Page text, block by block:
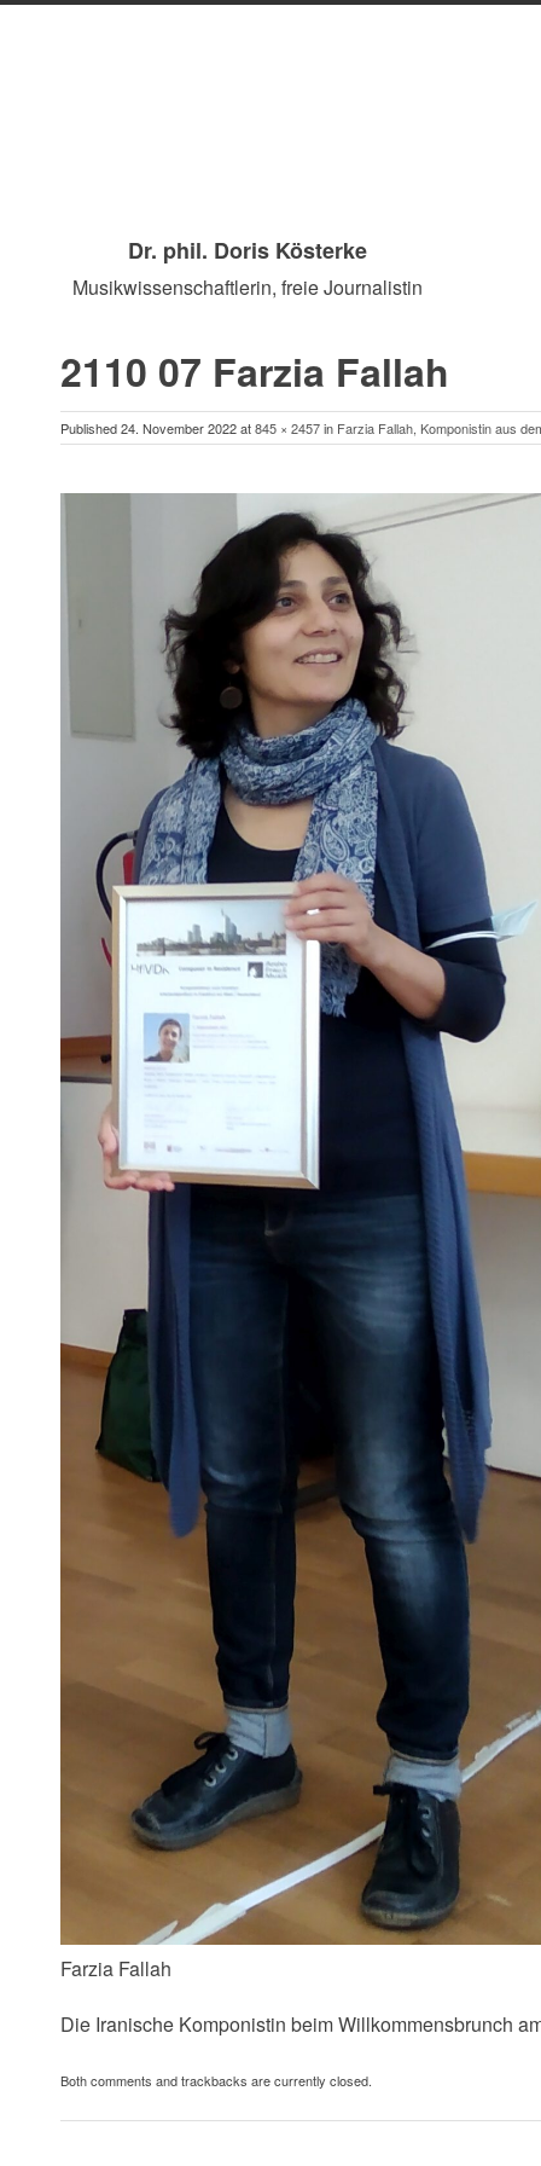
Dr. phil. Doris Kösterke
Musikwissenschaftlerin, freie Journalistin
SKIP
2110 07 Farzia Fallah
Published24. November 2022at845 × 2457in Farzia Fallah, Komponistin aus
Farzia Fallah
Die Iranische Komponistin beim Willkommensbrunch
Both comments and trackbacks are currently closed.